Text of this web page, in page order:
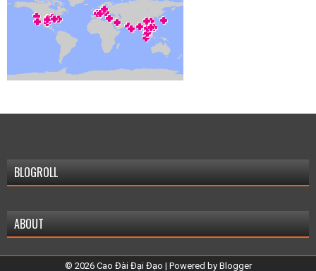
BLOGROLL
ABOUT
© 2026 Cao Đài Đại Đạo | Powered by Blogger